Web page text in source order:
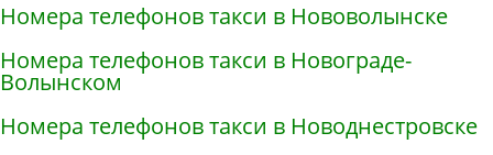
Номера телефонов такси в Нововолынске
Номера телефонов такси в Новограде-
Волынском
Номера телефонов такси в Новоднестровске